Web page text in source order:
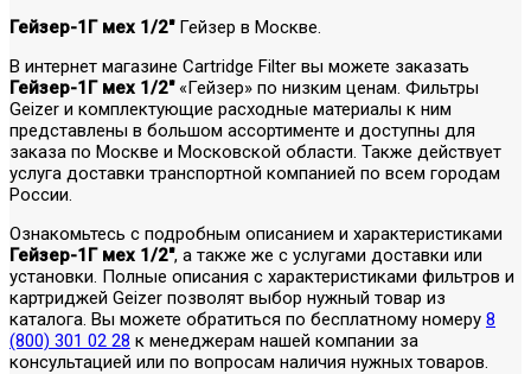
Гейзер-1Г мех 1/2"Гейзер в Москве.
В интернет магазине Cartridge Filter вы можете заказать
Гейзер-1Г мех 1/2"«Гейзер» по низким ценам. Фильтры
Geizer и комплектующие расходные материалы к ним
представлены в большом ассортименте и доступны для
заказа по Москве и Московской области. Также действует
услуга доставки транспортной компанией по всем городам
России.
Ознакомьтесь с подробным описанием и характеристиками
Гейзер-1Г мех 1/2", а также же с услугами доставки или
установки. Полные описания с характеристиками фильтров и
картриджей Geizer позволят выбор нужный товар из
каталога. Вы можете обратиться по бесплатному номеру 8
(800) 301 02 28 к менеджерам нашей компании за
консультацией или по вопросам наличия нужных товаров.